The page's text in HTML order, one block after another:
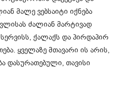
მალე ვებსაიტი იქნება
ძალიან მარტივად
ქალაქს და პირდაპირ
ყველაზე მთავარი ის არის,
დასურათებული, თავისი